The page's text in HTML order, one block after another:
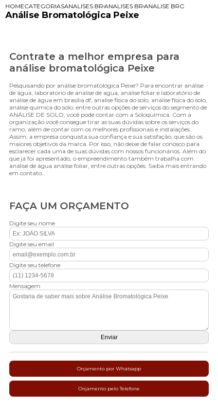
HOMECATEGORIASANALISES BROMATOLOGICAS
ANALISES BROMATOLOGICAS DE
ANALISE
Análise Bromatológica Peixe
Contrate a melhor empresa para
análise bromatológica Peixe
Pesquisando por análise bromatológica Peixe? Para encontrar análise
de água, laboratorio de analise de agua, análise foliar e laboratório de
análise de água em brasília df, analise fisica do solo, análise física do solo,
análise química do solo, entre outras opções de serviços do segmento de
ANÁLISE DE SOLO, você pode contar com a Soloquímica. Com a
organização você consegue tirar as suas dúvidas sobre os serviços do
ramo, além de contar com os melhores profissionais e instalações.
Assim, a empresa conquista sua confiança e sua satisfação, que são os
maiores objetivos da marca. Por isso, não deixe de falar conosco para
esclarecer cada uma de suas dúvidas com nossos funcionários. Além do
que já foi apresentado, o empreendimento também trabalha com
análise de água análise foliar, entre outras opções. Saiba mais entrando
em contato.
FAÇA UM ORÇAMENTO
Digite seu nome
Digite seu email
Digite seu telefone
Mensagem
Orçamento por Whatsapp
Orçamento pelo Telefone